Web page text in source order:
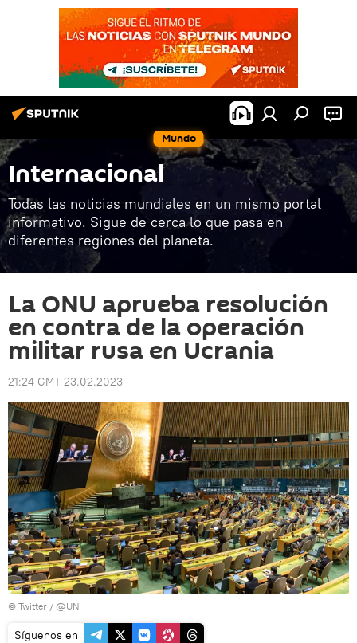
Mundo
Internacional
Todas las noticias mundiales en un mismo portal
informativo. Sigue de cerca lo que pasa en
diferentes regiones del planeta.
La ONU aprueba resolución
en contra de la operación
militar rusa en Ucrania
21:24 GMT 23.02.2023
© Twitter / @UN
Síguenos en